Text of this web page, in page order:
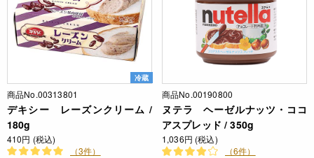
冷蔵
商品No.00313801
デキシー レーズンクリーム /
180g
410円 (税込)
（3件）
商品No.00190800
ヌテラ ヘーゼルナッツ・ココ
アスプレッド / 350g
1,036円 (税込)
（6件）